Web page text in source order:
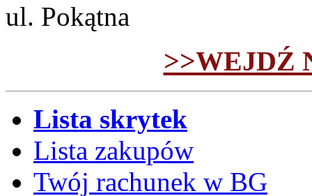
ul. Pokątna
>>WEJDŹ
Lista skrytek
Lista zakupów
Twój rachunek w BG